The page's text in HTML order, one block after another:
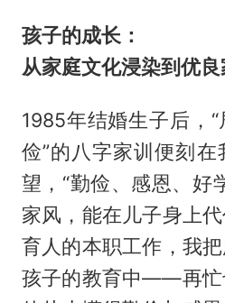
孩子的成长：
从家庭文化浸染到优
1985年结婚生子后，
俭”的八字家训便刻
望，“勤俭、感恩、好
家风，能在儿子身上
育人的本职工作，我
孩子的教育中——再忙